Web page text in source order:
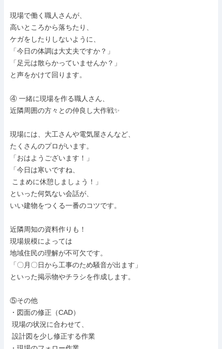
現場で働く職人さんが、
高いところから落ちたり、
ケガをしたりしないように、
「今日の体調は大丈夫ですか？」
「足元は散らかっていませんか？」
と声をかけて回ります。
④ 一緒に現場を作る職人さん、
近隣周囲の方々との仲良し大作戦✨
現場には、大工さんや電気屋さんなど、
たくさんのプロがいます。
「おはようございます！」
「今日は寒いですね、
といった何気ない会話が、
いい建物をつくる一番のコツです。
近隣周知の資料作りも！
現場規模によっては
地域住民の理解が不可欠です。
「〇月〇日から工事のため騒音が出ます」
といった掲示物やチラシを作成します。
⑤その他
・図面の修正（CAD）